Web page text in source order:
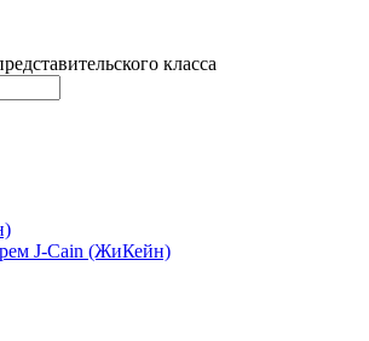
класса
J-Cain (ЖиКейн)